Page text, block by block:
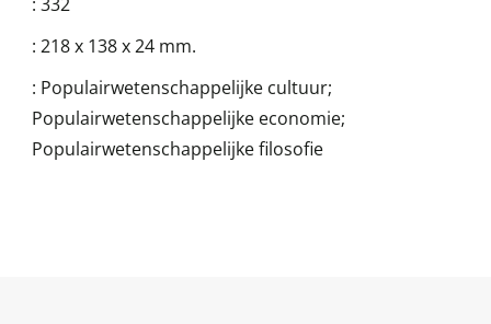
: 218 x 138 x 24 mm.
: Populairwetenschappelijke cultuur;
Populairwetenschappelijke economie;
Populairwetenschappelijke filosofie